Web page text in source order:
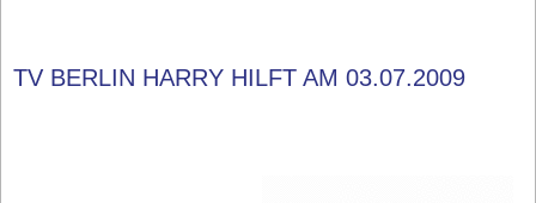
TV BERLIN HARRY HILFT AM 03.07.2009